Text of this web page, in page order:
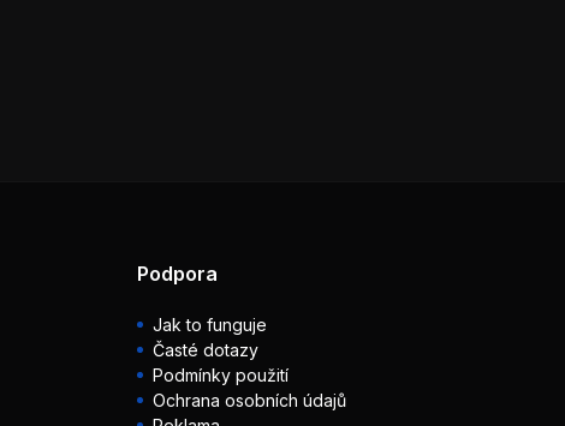
Podpora
Jak to funguje
Časté dotazy
Podmínky použití
Ochrana osobních údajů